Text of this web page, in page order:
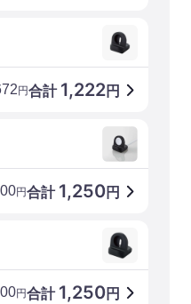
合計 1,222円
円
合計 1,250円
円
合計 1,250円
円